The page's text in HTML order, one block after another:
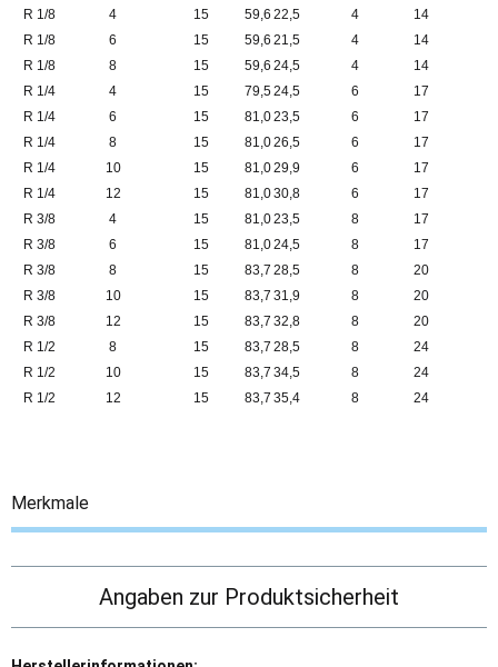
R 1/8
4 15 59,6 22,5 4
14
R 1/8
6 15 59,6 21,5 4
14
R 1/8
8 15 59,6 24,5 4
14
R 1/4
4 15 79,524,5 6
17
R 1/4
6 15 81,023,5 6
17
R 1/4
8 15 81,026,5 6
17
R 1/4
10 15 81,029,9 6
17
R 1/4
12 15 81,030,8 6
17
R 3/8
4 15 81,023,5 8
17
R 3/8
6 15 81,024,5 8
17
R 3/8
8 15 83,7 28,5 8
20
R 3/8
10 15 83,7 31,9 8
20
R 3/8
12 15 83,7 32,8 8
20
R 1/2
8 15 83,7 28,5 8
24
R 1/2
10 15 83,7 34,5 8
24
R 1/2
12 15 83,7 35,4 8 24
Merkmale
Angaben zur Produktsicherheit